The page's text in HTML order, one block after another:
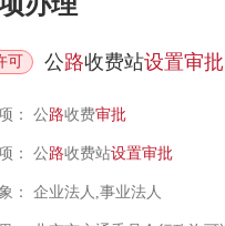
可 公路收费站设置审批
： 公路收费审批
： 公路收费站设置审批
： 企业法人,事业法人